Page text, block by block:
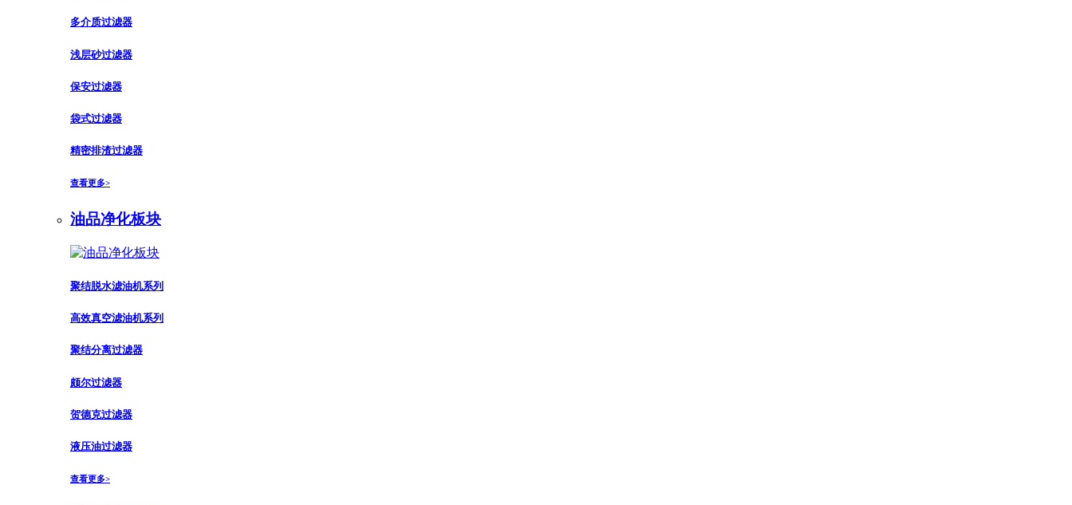
多介质过滤器
浅层砂过滤器
保安过滤器
袋式过滤器
精密排渣过滤器
查看更多>
油品净化板块
聚结脱水滤油机系列
高效真空滤油机系列
聚结分离过滤器
颇尔过滤器
贺德克过滤器
液压油过滤器
查看更多>